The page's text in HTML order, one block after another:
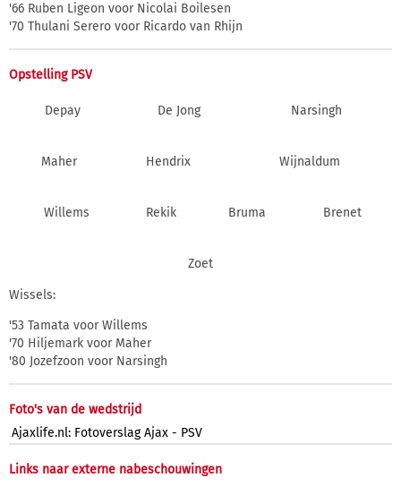
'66 Ruben Ligeon voor Nicolai Boilesen
'70 Thulani Serero voor Ricardo van Rhijn
Opstelling PSV
Depay De Jong Narsingh
Maher Hendrix Wijnaldum
Willems Rekik Bruma Brenet
Zoet
Wissels:
'53 Tamata voor Willems
'70 Hiljemark voor Maher
'80 Jozefzoon voor Narsingh
Foto's van de wedstrijd
Ajaxlife.nl: Fotoverslag Ajax - PSV
Links naar externe nabeschouwingen